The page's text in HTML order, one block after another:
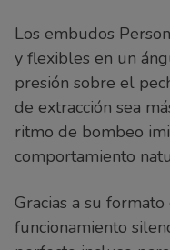
Los embudos
y flexibles en un
presión sobre el
de extracción sea
ritmo de bombeo
comportamiento
Gracias a su
funcionamiento